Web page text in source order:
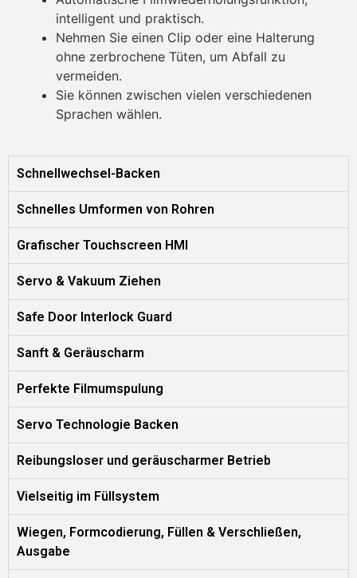
intelligent und praktisch.
Nehmen Sie einen Clip oder eine Halterung
ohne zerbrochene Tüten, um Abfall zu
vermeiden.
Sie können zwischen vielen verschiedenen
Sprachen wählen.
Schnellwechsel-Backen
Schnelles Umformen von Rohren
Grafischer Touchscreen HMI
Servo & Vakuum Ziehen
Safe Door Interlock Guard
Sanft & Geräuscharm
Perfekte Filmumspulung
Servo Technologie Backen
Reibungsloser und geräuscharmer Betrieb
Vielseitig im Füllsystem
Wiegen, Formcodierung, Füllen & Verschließen,
Ausgabe